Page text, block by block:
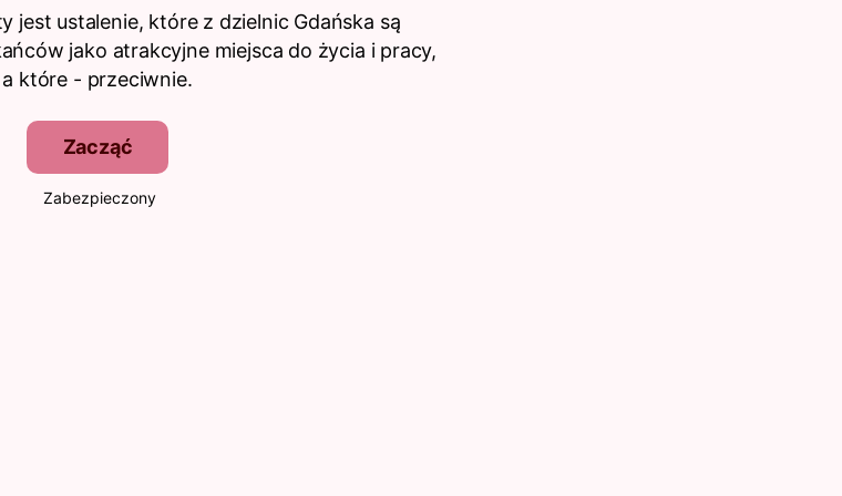
jest ustalenie, które z dzielnic Gdańska są
jako atrakcyjne miejsca do życia i pracy,
a które - przeciwnie.
Zacząć
Zabezpieczony